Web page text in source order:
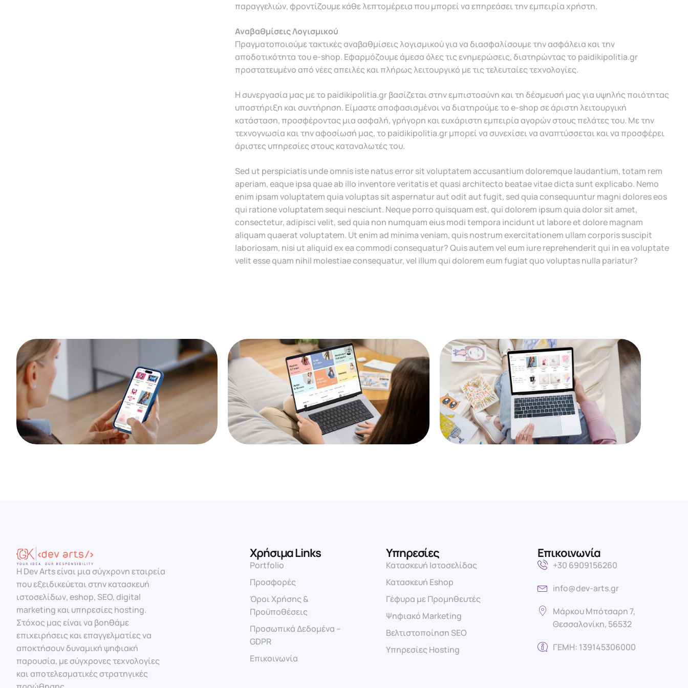
παραγγελιών, φροντίζουμε κάθε λεπτομέρεια που μπορεί να επηρεάσει την εμπειρία χρήστη.
Αναβαθμίσεις Λογισμικού
Πραγματοποιούμε τακτικές αναβαθμίσεις λογισμικού για να διασφαλίσουμε την ασφάλεια και την
αποδοτικότητα του e-shop. Εφαρμόζουμε άμεσα όλες τις ενημερώσεις, διατηρώντας το paidikipolitia.gr
προστατευμένο από νέες απειλές και πλήρως λειτουργικό με τις τελευταίες τεχνολογίες.
Η συνεργασία μας με το paidikipolitia.gr βασίζεται στην εμπιστοσύνη και τη δέσμευσή μας για υψηλής ποιότητας
υποστήριξη και συντήρηση. Είμαστε αποφασισμένοι να διατηρούμε το e-shop σε άριστη λειτουργική
κατάσταση, προσφέροντας μια ασφαλή, γρήγορη και ευχάριστη εμπειρία αγορών στους πελάτες του. Με την
τεχνογνωσία και την αφοσίωσή μας, το paidikipolitia.gr μπορεί να συνεχίσει να αναπτύσσεται και να προσφέρει
άριστες υπηρεσίες στους καταναλωτές του.
Sed ut perspiciatis unde omnis iste natus error sit voluptatem accusantium doloremque laudantium, totam rem
aperiam, eaque ipsa quae ab illo inventore veritatis et quasi architecto beatae vitae dicta sunt explicabo. Nemo
enim ipsam voluptatem quia voluptas sit aspernatur aut odit aut fugit, sed quia consequuntur magni dolores eos
qui ratione voluptatem sequi nesciunt. Neque porro quisquam est, qui dolorem ipsum quia dolor sit amet,
consectetur, adipisci velit, sed quia non numquam eius modi tempora incidunt ut labore et dolore magnam
aliquam quaerat voluptatem. Ut enim ad minima veniam, quis nostrum exercitationem ullam corporis suscipit
laboriosam, nisi ut aliquid ex ea commodi consequatur? Quis autem vel eum iure reprehenderit qui in ea voluptate
velit esse quam nihil molestiae consequatur, vel illum qui dolorem eum fugiat quo voluptas nulla pariatur?
Η Dev Arts είναι μια σύγχρονη εταιρεία
που εξειδικεύεται στην κατασκευή
ιστοσελίδων, eshop, SEO, digital
marketing και υπηρεσίες hosting.
Στόχος μας είναι να βοηθάμε
επιχειρήσεις και επαγγελματίες να
αποκτήσουν δυναμική ψηφιακή
παρουσία, με σύγχρονες τεχνολογίες
και αποτελεσματικές στρατηγικές
Χρήσιμα Links
Portfolio
Προσφορές
Όροι Χρήσης &
Προϋποθέσεις
Προσωπικά Δεδομένα –
GDPR
Επικοινωνία
Υπηρεσίες
Κατασκευή Ιστοσελίδας
Κατασκευή Eshop
Γέφυρα με Προμηθευτές​
Ψηφιακό Marketing
Βελτιστοποίηση SEO
Υπηρεσίες Hosting
Επικοινωνία
+30 6909156260
info@dev-arts.gr
Μάρκου Μπότσαρη 7,
Θεσσαλονίκη, 56532
ΓΕΜΗ: 139145306000